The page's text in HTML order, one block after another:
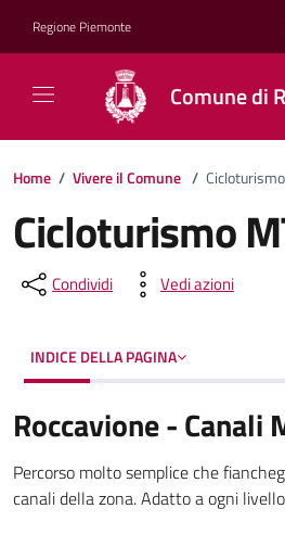
Regione Piemonte
Comune di
Home / Vivere il Comune /
Cicloturismo
Condividi Vedi azioni
INDICE DELLA PAGINA
Roccavione - Canali
Percorso molto semplice che
canali della zona. Adatto a ogni